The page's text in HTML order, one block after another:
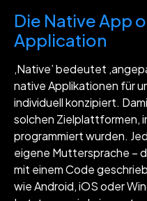
Die Native App
Application
‚Native’ bedeutet
native Applikationen für
individuell konzipiert.
solchen Zielplattformen,
programmiert wurden.
eigene Muttersprache –
mit einem Code
wie Android, iOS oder